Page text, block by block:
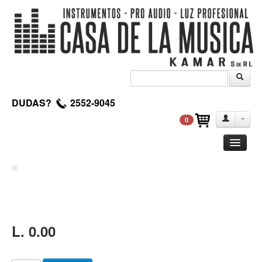
DUDAS? 2552-9045
0
Amplificadores
Pedales de efectos
L. 0.00